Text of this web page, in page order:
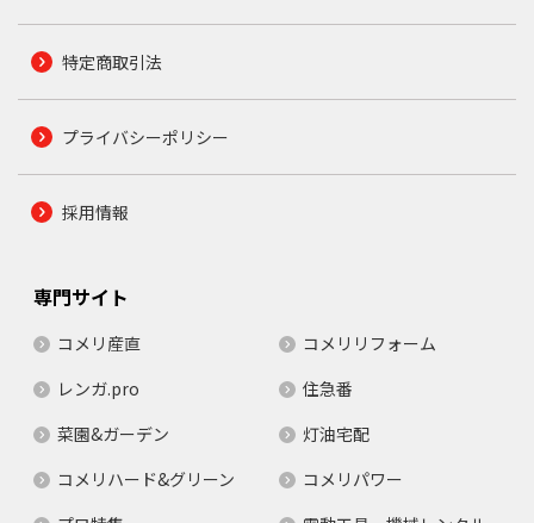
特定商取引法
プライバシーポリシー
採用情報
専門サイト
コメリ産直
コメリリフォーム
レンガ.pro
住急番
菜園&ガーデン
灯油宅配
コメリハード&グリーン
コメリパワー